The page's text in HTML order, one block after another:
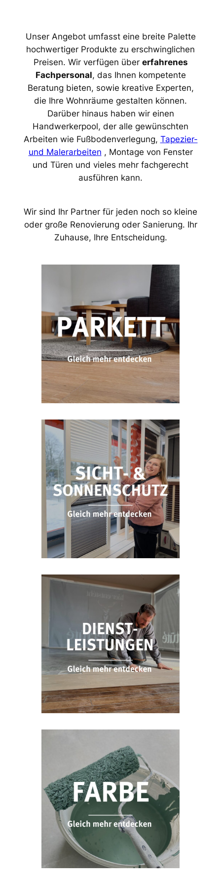
Unser Angebot umfasst eine breite Palette
hochwertiger Produkte zu erschwinglichen
Preisen. Wir verfügen über erfahrenes
Fachpersonal, das Ihnen kompetente
Beratung bieten, sowie kreative Experten,
die Ihre Wohnräume gestalten können.
Darüber hinaus haben wir einen
Handwerkerpool, der alle gewünschten
Arbeiten wie Fußbodenverlegung, Tapezier-
und Malerarbeiten , Montage von Fenster
und Türen und vieles mehr fachgerecht
ausführen kann.
Wir sind Ihr Partner für jeden noch so kleine
oder große Renovierung oder Sanierung. Ihr
Zuhause, Ihre Entscheidung.